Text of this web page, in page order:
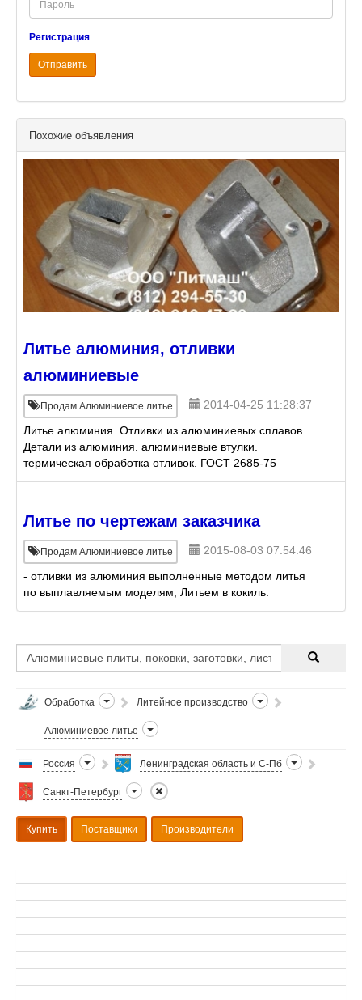
Регистрация
Отправить
Похожие объявления
Литье алюминия, отливки
алюминиевые
Продам Алюминиевое литье
2014-04-25 11:28:37
Литье алюминия. Отливки из алюминиевых сплавов.
Детали из алюминия. алюминиевые втулки.
термическая обработка отливок. ГОСТ 2685-75
алюминиевые сплавы литейные: алюминий-
Литье по чертежам заказчика
Продам Алюминиевое литье
2015-08-03 07:54:46
- отливки из алюминия выполненные методом литья
по выплавляемым моделям; Литьем в кокиль.
Обработка Литейное производство
Алюминиевое литье
Россия Ленинградская область и С-Пб
Санкт-Петербург
Купить Поставщики Производители